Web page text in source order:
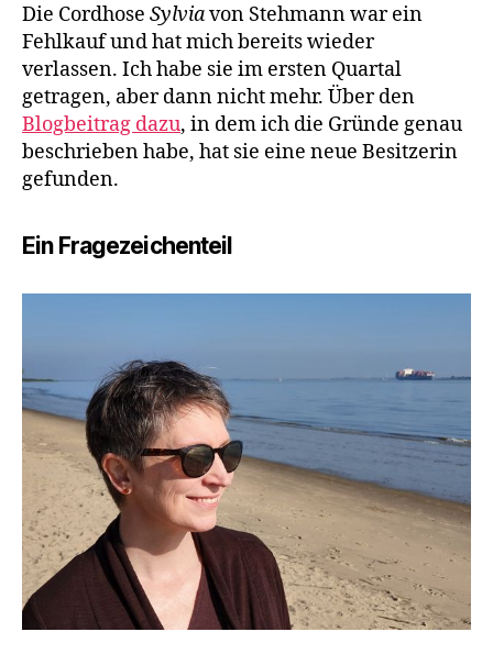
Die Cordhose Sylviavon Stehmann war ein
Fehlkauf und hat mich bereits wieder
verlassen. Ich habe sie im ersten Quartal
getragen, aber dann nicht mehr. Über den
Blogbeitrag dazu, in dem ich die Gründe genau
beschrieben habe, hat sie eine neue Besitzerin
gefunden.
Ein Fragezeichenteil